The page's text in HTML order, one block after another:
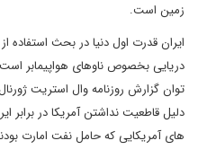
زمین است.
ایران قدرت اول دنیا در بحث
دریایی بخصوص ناوهای هواپیمابر
توان گزارش روزنامه وال استریت
دلیل قاطعیت نداشتن آمریکا در
های آمریکایی که حامل نفت امارت